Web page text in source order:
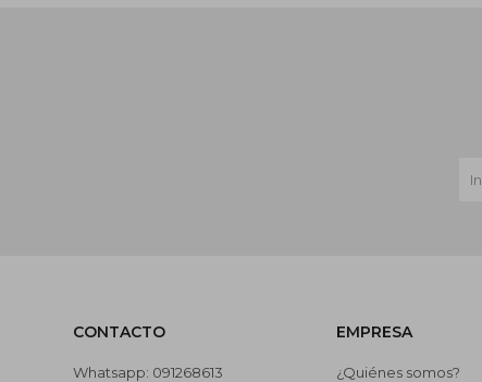
CONTACTO
Whatsapp: 091268613
EMPRESA
¿Quiénes somos?